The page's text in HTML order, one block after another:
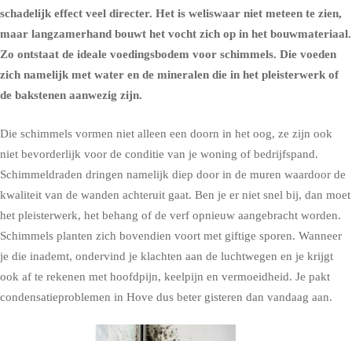
schadelijk effect veel directer. Het is weliswaar niet meteen te zien,
maar langzamerhand bouwt het vocht zich op in het bouwmateriaal.
Zo ontstaat de ideale voedingsbodem voor schimmels. Die voeden
zich namelijk met water en de mineralen die in het pleisterwerk of
de bakstenen aanwezig zijn.
Die schimmels vormen niet alleen een doorn in het oog, ze zijn ook
niet bevorderlijk voor de conditie van je woning of bedrijfspand.
Schimmeldraden dringen namelijk diep door in de muren waardoor de
kwaliteit van de wanden achteruit gaat. Ben je er niet snel bij, dan moet
het pleisterwerk, het behang of de verf opnieuw aangebracht worden.
Schimmels planten zich bovendien voort met giftige sporen. Wanneer
je die inademt, ondervind je klachten aan de luchtwegen en je krijgt
ook af te rekenen met hoofdpijn, keelpijn en vermoeidheid. Je pakt
condensatieproblemen in Hove dus beter gisteren dan vandaag aan.